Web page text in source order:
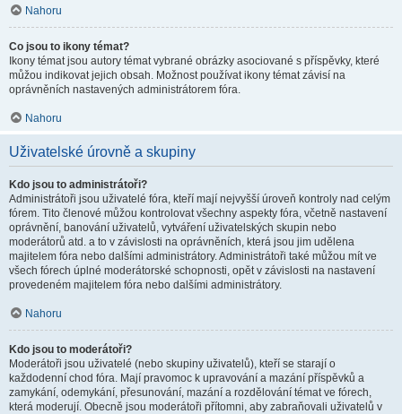
Nahoru
Co jsou to ikony témat?
Ikony témat jsou autory témat vybrané obrázky asociované s příspěvky, které
můžou indikovat jejich obsah. Možnost používat ikony témat závisí na
oprávněních nastavených administrátorem fóra.
Nahoru
Uživatelské úrovně a skupiny
Kdo jsou to administrátoři?
Administrátoři jsou uživatelé fóra, kteří mají nejvyšší úroveň kontroly nad celým
fórem. Tito členové můžou kontrolovat všechny aspekty fóra, včetně nastavení
oprávnění, banování uživatelů, vytváření uživatelských skupin nebo
moderátorů atd. a to v závislosti na oprávněních, která jsou jim udělena
majitelem fóra nebo dalšími administrátory. Administrátoři také můžou mít ve
všech fórech úplné moderátorské schopnosti, opět v závislosti na nastavení
provedeném majitelem fóra nebo dalšími administrátory.
Nahoru
Kdo jsou to moderátoři?
Moderátoři jsou uživatelé (nebo skupiny uživatelů), kteří se starají o
každodenní chod fóra. Mají pravomoc k upravování a mazání příspěvků a
zamykání, odemykání, přesunování, mazání a rozdělování témat ve fórech,
která moderují. Obecně jsou moderátoři přítomni, aby zabraňovali uživatelů v